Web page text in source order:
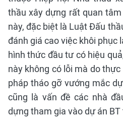
thầu xây dựng rất quan
này, đặc biệt là Luật Đấu
đánh giá cao việc khôi phục
hình thức đầu tư có hiệu
này không có lỗi mà do
pháp tháo gỡ vướng mắc
cũng là vấn đề các nhà
dựng tham gia vào dự án